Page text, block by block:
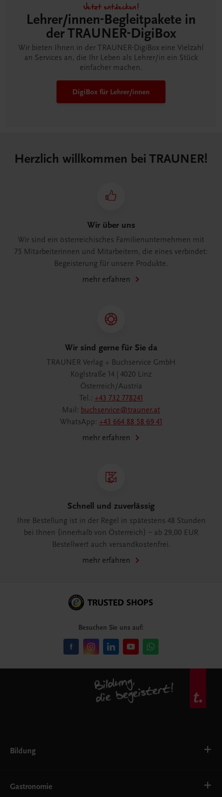
Jetzt entdecken!
Lehrer/innen-Begleitpakete in
der TRAUNER-DigiBox
Wir bieten Ihnen in der TRAUNER-DigiBox eine Vielzahl
an Services an, die Ihr Leben als Lehrer/in ein Stück
einfacher machen.
DigiBox für Lehrer/innen
Herzlich willkommen bei TRAUNER!
Wir über uns
Wir sind ein österreichisches Familienunternehmen mit
75 Mitarbeiterinnen und Mitarbeitern, die eines verbindet:
Begeisterung für unsere Produkte.
mehr erfahren
Wir sind gerne für Sie da
TRAUNER Verlag + Buchservice GmbH
Köglstraße 14 | 4020 Linz
Österreich/Austria
Tel.: +43 732 778241
Mail: buchservice@trauner.at
WhatsApp: +43 664 88 58 69 41
mehr erfahren
Schnell und zuverlässig
Ihre Bestellung ist in der Regel in spätestens 48 Stunden
bei Ihnen (innerhalb von Österreich) – ab 29,00 EUR
Bestellwert auch versandkostenfrei.
mehr erfahren
Besuchen Sie uns auf:
Bildung
AHS
Gastronomie